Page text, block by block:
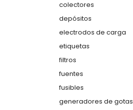
colectores
depósitos
electrodos de carga
etiquetas
filtros
fuentes
fusibles
generadores de gotas